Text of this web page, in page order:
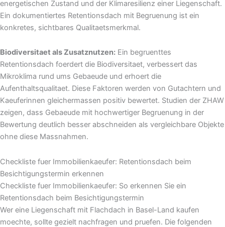
energetischen Zustand und der Klimaresilienz einer Liegenschaft.
Ein dokumentiertes Retentionsdach mit Begruenung ist ein
konkretes, sichtbares Qualitaetsmerkmal.
Biodiversitaet als Zusatznutzen: Ein begruenttes
Retentionsdach foerdert die Biodiversitaet, verbessert das
Mikroklima rund ums Gebaeude und erhoert die
Aufenthaltsqualitaet. Diese Faktoren werden von Gutachtern und
Kaeuferinnen gleichermassen positiv bewertet. Studien der ZHAW
zeigen, dass Gebaeude mit hochwertiger Begruenung in der
Bewertung deutlich besser abschneiden als vergleichbare Objekte
ohne diese Massnahmen.
Checkliste fuer Immobilienkaeufer: Retentionsdach beim
Besichtigungstermin erkennen
Checkliste fuer Immobilienkaeufer: So erkennen Sie ein
Retentionsdach beim Besichtigungstermin
Wer eine Liegenschaft mit Flachdach in Basel-Land kaufen
moechte, sollte gezielt nachfragen und pruefen. Die folgenden